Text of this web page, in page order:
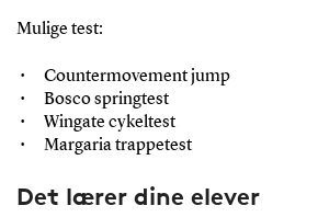
Mulige test:
Countermovement jump
Bosco springtest
Wingate cykeltest
Margaria trappetest
Det lærer dine elever